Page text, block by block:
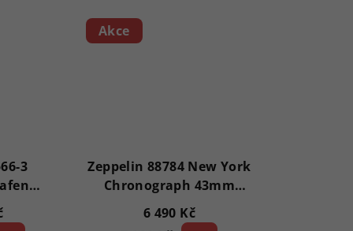
3
5ATM
Akce
Zeppelin 88784 New York
Chronograph 43mm
5ATM
6 490 Kč